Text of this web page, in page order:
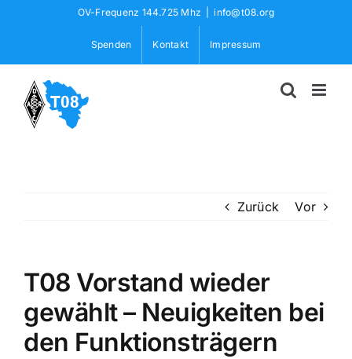
OV-Frequenz 144.725 Mhz info@t08.org
Spenden Kontakt Impressum
Zurück Vor
T08 Vorstand wieder
gewählt – Neuigkeiten bei
den Funktionsträgern